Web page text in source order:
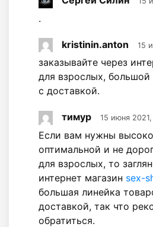
.
kristinin.anton 15
заказывайте через
для взрослых,
с доставкой.
тимур 15 июня
Если вам нужны
оптимальной и не
для взрослых, то
интернет магазин sex-
большая линейка
доставкой, так что
обратиться.